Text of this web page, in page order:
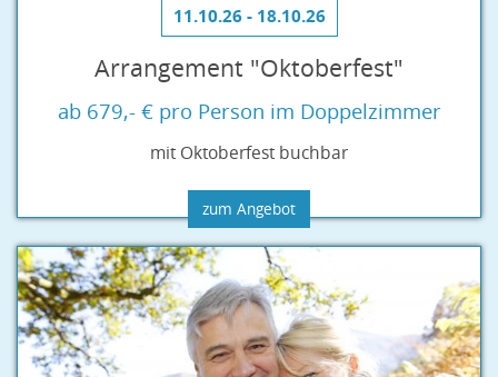
11.10.26 - 18.10.26
Arrangement "Oktoberfest"
ab 679,- € pro Person im Doppelzimmer
mit Oktoberfest buchbar
zum Angebot